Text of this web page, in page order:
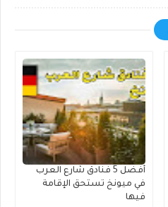
أفضل 5 فنادق شارع العرب
في ميونخ تستحق الإقامة
فيها